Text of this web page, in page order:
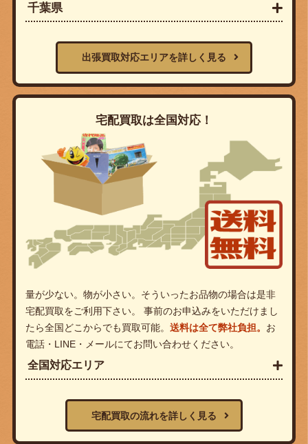
千葉県
出張買取対応エリアを詳しく見る
宅配買取は全国対応！
量が少ない。物が小さい。そういったお品物の場合は是非
宅配買取をご利用下さい。 事前のお申込みをいただけまし
たら全国どこからでも買取可能。 送料は全て弊社負担。 お
電話・LINE・メールにてお問い合わせください。
全国対応エリア
宅配買取の流れを詳しく見る